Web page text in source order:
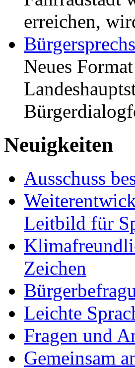
erreichen,
Neues
Neuigkeiten
Ausschuss
Leitbild für
Zeichen
Leichte
Fragen und
Gemeinsam